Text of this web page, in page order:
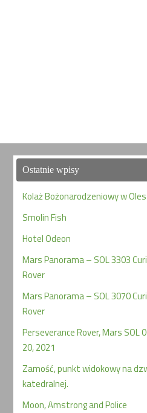
Ostatnie wpisy
Kolaż Bożonarodzeniowy w
Smolin Fish
Hotel Odeon
Mars Panorama – SOL 3303
Rover
Mars Panorama – SOL 3070
Rover
Perseverance Rover, Mars SOL
20, 2021
Zamość, punkt widokowy na
katedralnej.
Moon, Amstrong and Police